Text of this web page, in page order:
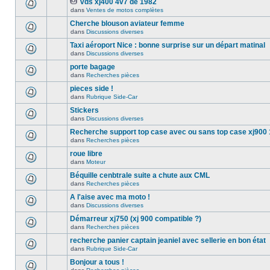
vds xj400 4v7 de 1982
dans Ventes de motos complètes
Cherche blouson aviateur femme
dans Discussions diverses
Taxi aéroport Nice : bonne surprise sur un départ matinal
dans Discussions diverses
porte bagage
dans Recherches pièces
pieces side !
dans Rubrique Side-Car
Stickers
dans Discussions diverses
Recherche support top case avec ou sans top case xj900
dans Recherches pièces
roue libre
dans Moteur
Béquille cenbtrale suite a chute aux CML
dans Recherches pièces
A l'aise avec ma moto !
dans Discussions diverses
Démarreur xj750 (xj 900 compatible ?)
dans Recherches pièces
recherche panier captain jeaniel avec sellerie en bon état
dans Rubrique Side-Car
Bonjour a tous !